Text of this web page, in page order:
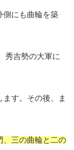
側にも曲輪を築
秀吉勢の大軍に
す。その後、ま
、三の曲輪と二の